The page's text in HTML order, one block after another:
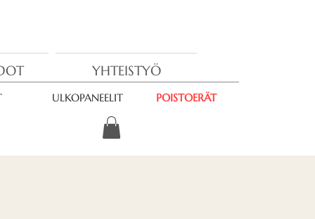
YHTEISTYÖ
ULKOPANEELIT POISTOERÄT